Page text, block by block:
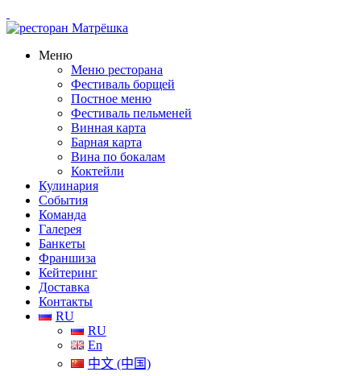
Меню
Меню ресторана
Фестиваль борщей
Постное меню
Фестиваль пельменей
Винная карта
Барная карта
Вина по бокалам
Коктейли
Кулинария
События
Команда
Галерея
Банкеты
Франшиза
Кейтеринг
Доставка
Контакты
RU
RU
En
中文 (中国)